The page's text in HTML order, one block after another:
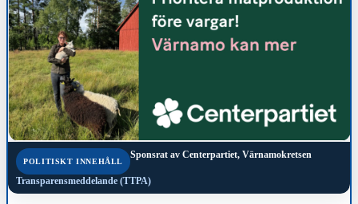
POLITISKT INNEHÅLL
Sponsrat av Centerpartiet, Värnamokretsen
Transparensmeddelande (TTPA)